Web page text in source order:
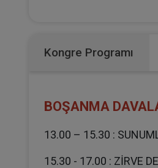
Kongre Programı
BOŞANMA
13.00 – 15.30 :
15.30 - 17.00 : ZİRVE